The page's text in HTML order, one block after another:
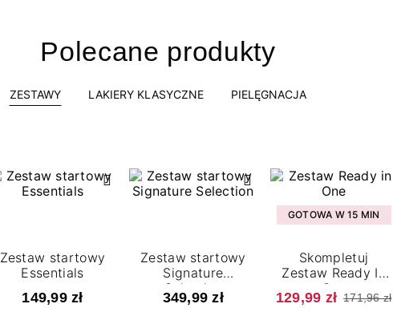
Polecane produkty
ZESTAWY LAKIERY KLASYCZNE PIELĘGNACJA
Zestaw startowy
Essentials
149,99 zł
Zestaw startowy
Signature
Selection
349,99 zł
GOTOWA W 15 MIN
Skompletuj
Zestaw Ready In
One
129,99 zł 171,96 zł